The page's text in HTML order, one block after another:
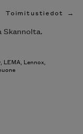
Toimitustiedot
Skannolta.
, LEMA, Lennox,